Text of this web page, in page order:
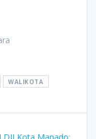
WALIKOTA
Next